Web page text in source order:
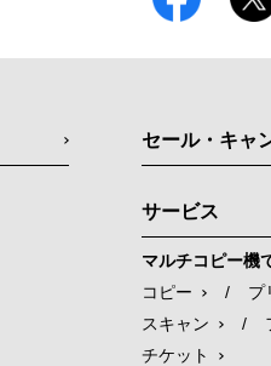
セール・キャ
サービス
マルチコピー機
コピー
/
プ
スキャン
/
チケット